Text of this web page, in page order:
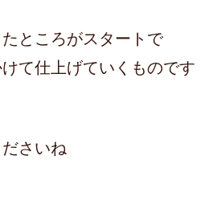
ところがスタートで
て仕上げていくものです
さいね